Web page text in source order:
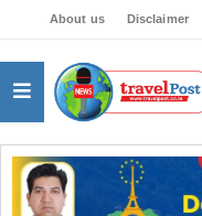
About us Disclaimer